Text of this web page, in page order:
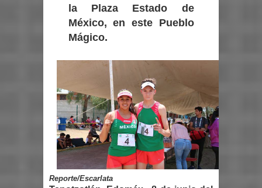
la Plaza Estado de
México, en este Pueblo
Mágico.
Reporte/Escarlata